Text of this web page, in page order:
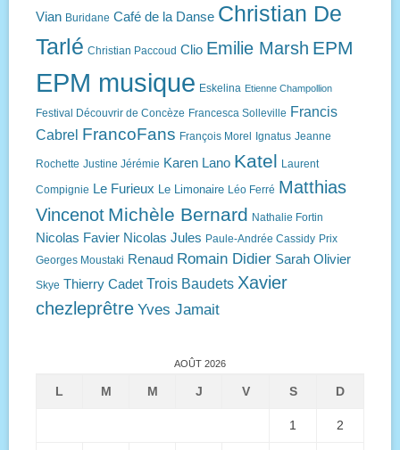
Vian Buridane Café de la Danse Christian De
Tarlé Christian Paccoud Clio Emilie Marsh EPM
EPM musique Eskelina Etienne Champollion
Festival Découvrir de Concèze Francesca Solleville Francis
Cabrel FrancoFans François Morel Ignatus Jeanne
Rochette Justine Jérémie Karen Lano Katel Laurent
Compignie Le Furieux Le Limonaire Léo Ferré Matthias
Vincenot Michèle Bernard Nathalie Fortin
Nicolas Favier Nicolas Jules Paule-Andrée Cassidy Prix
Georges Moustaki Renaud Romain Didier Sarah Olivier
Skye Thierry Cadet Trois Baudets Xavier
chezleprêtre Yves Jamait
AOÛT 2026
L M M J V S D
1 2